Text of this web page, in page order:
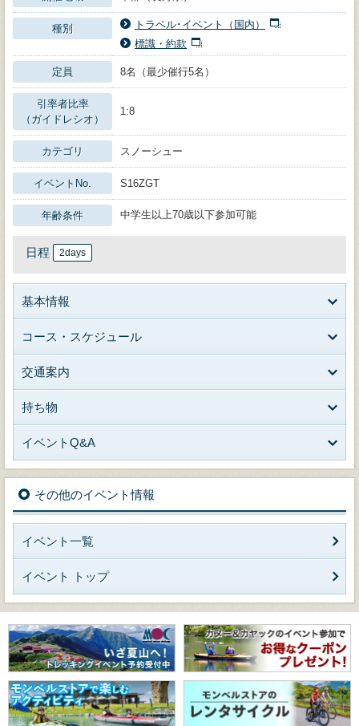
種別
トラベル･イベント（国内）
標識・約款
定員 8名（最少催行5名）
引率者比率
（ガイドレシオ）
1:8
カテゴリ スノーシュー
イベントNo. S16ZGT
年齢条件 中学生以上70歳以下参加可能
日程 2days
基本情報
コース・スケジュール
交通案内
持ち物
イベントQ&A
その他のイベント情報
イベント一覧
イベント トップ